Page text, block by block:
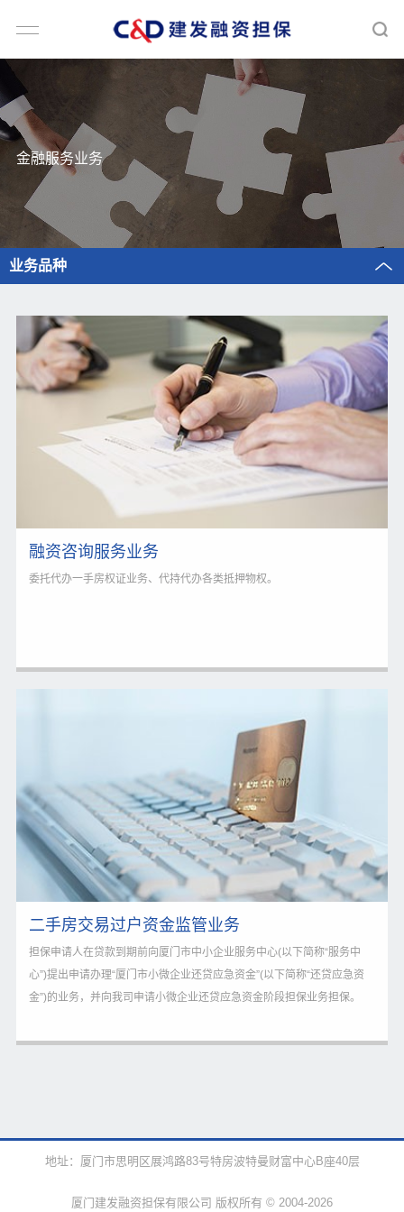
金融服务业务
业务品种
融资咨询服务业务
委托代办一手房权证业务、代持代办各类抵押物权。
二手房交易过户资金监管业务
担保申请人在贷款到期前向厦门市中小企业服务中心(以下简称“服务中
心”)提出申请办理“厦门市小微企业还贷应急资金”(以下简称“还贷应急资
金”)的业务，并向我司申请小微企业还贷应急资金阶段担保业务担保。
地址：厦门市思明区展鸿路83号特房波特曼财富中心B座40层
厦门建发融资担保有限公司 版权所有 © 2004-2026